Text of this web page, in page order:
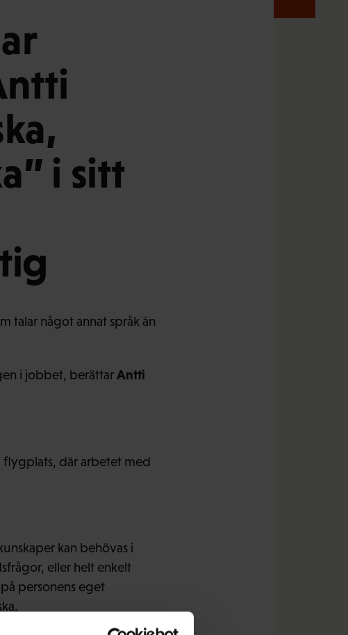
i sitt
talar något annat språk än
i jobbet, berättarAntti
flygplats, där arbetet med
kan behövas i
eller helt enkelt
personens eget